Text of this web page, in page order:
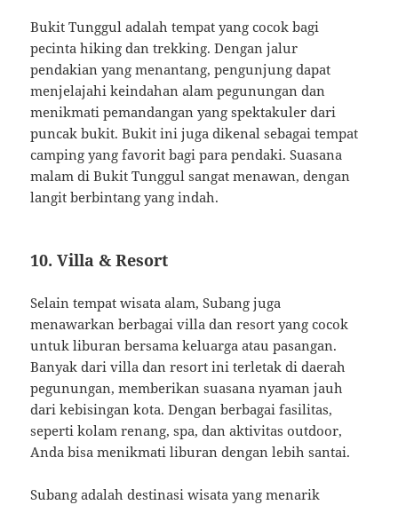
Bukit Tunggul adalah tempat yang cocok bagi
pecinta hiking dan trekking. Dengan jalur
pendakian yang menantang, pengunjung dapat
menjelajahi keindahan alam pegunungan dan
menikmati pemandangan yang spektakuler dari
puncak bukit. Bukit ini juga dikenal sebagai tempat
camping yang favorit bagi para pendaki. Suasana
malam di Bukit Tunggul sangat menawan, dengan
langit berbintang yang indah.
10. Villa & Resort
Selain tempat wisata alam, Subang juga
menawarkan berbagai villa dan resort yang cocok
untuk liburan bersama keluarga atau pasangan.
Banyak dari villa dan resort ini terletak di daerah
pegunungan, memberikan suasana nyaman jauh
dari kebisingan kota. Dengan berbagai fasilitas,
seperti kolam renang, spa, dan aktivitas outdoor,
Anda bisa menikmati liburan dengan lebih santai.
Subang adalah destinasi wisata yang menarik